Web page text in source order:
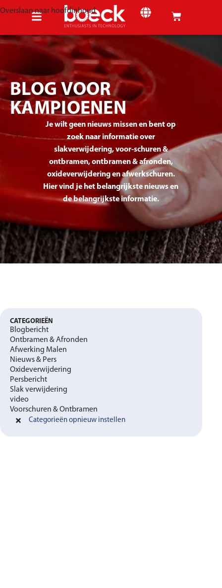
Overslaan naar hoofdinhoud
BLOG VOOR
KAMPIOENEN
Je wilt geen nieuws missen en bent op
zoek naar informatie over
slakverwijdering, voor-schuren &
ontbramen, ontbramen & afronden,
oxideverwijdering en afwerkschuren.
Hier vind je het belangrijkste nieuws en
de belangrijkste informatie.
CATEGORIEËN
Blogbericht
Ontbramen & Afronden
Afwerking Malen
Nieuws & Pers
Oxideverwijdering
Persbericht
Slak verwijdering
video
Voorschuren & Ontbramen
Categorieën opnieuw instellen